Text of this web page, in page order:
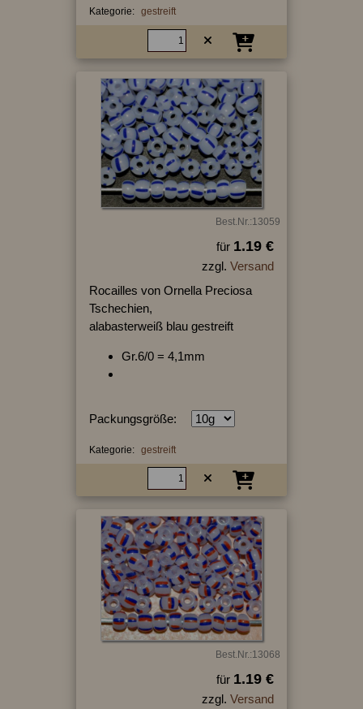
Kategorie: gestreift
Best.Nr.:13059
für 1.19 €
zzgl. Versand
Rocailles von Ornella Preciosa
Tschechien,
alabasterweiß blau gestreift
Gr.6/0 = 4,1mm
Packungsgröße:
Kategorie: gestreift
Best.Nr.:13068
für 1.19 €
zzgl. Versand